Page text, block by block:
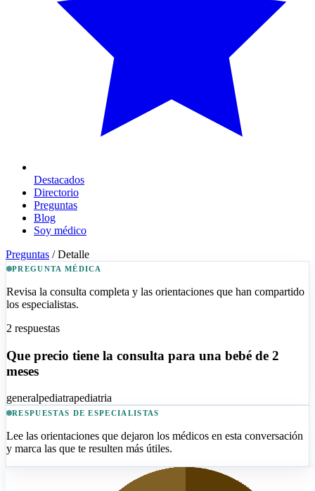
Destacados
Directorio
Preguntas
Blog
Soy médico
Preguntas / Detalle
PREGUNTA MÉDICA
Revisa la consulta completa y las orientaciones que han compartido
los especialistas.
2 respuestas
Que precio tiene la consulta para una bebé de 2
meses
generalpediatrapediatria
RESPUESTAS DE ESPECIALISTAS
Lee las orientaciones que dejaron los médicos en esta conversación
y marca las que te resulten más útiles.